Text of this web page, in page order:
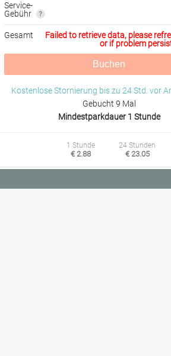
Service-
Gebühr
Gesamt
Failed to retrieve data, please
or if problem
Buchen
Kostenlose Stornierung bis zu 24 Std. vor
Gebucht 9 Mal
Mindestparkdauer 1 Stunde
1 Stunde
€ 2.88
24 Stunden
€ 23.05